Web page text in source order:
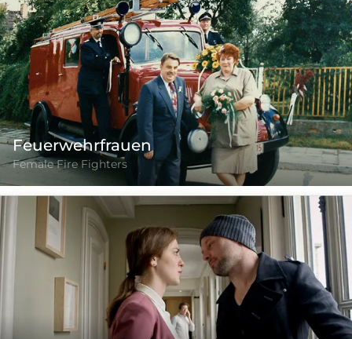
Feuerwehrfrauen
Female Fire Fighters